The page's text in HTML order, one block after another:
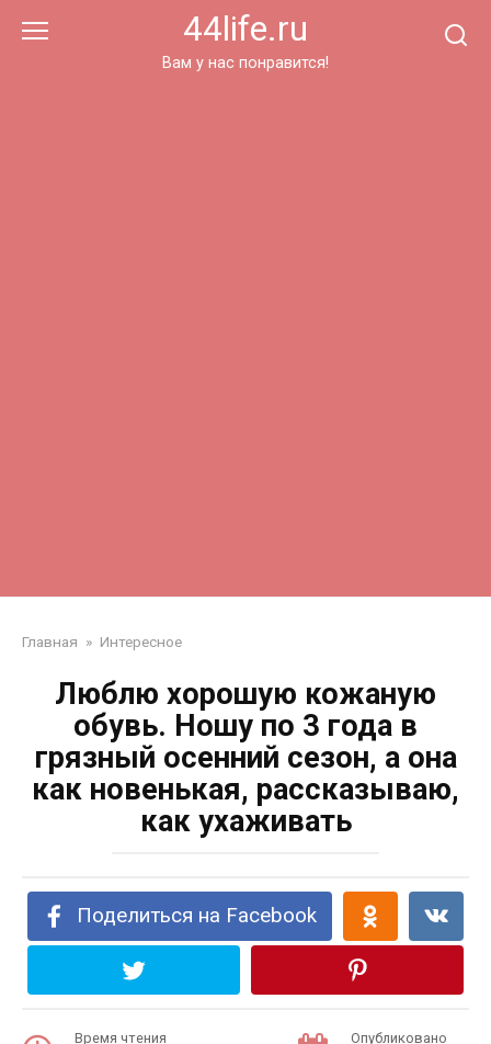
44life.ru
Вам у нас понравится!
Главная » Интересное
Люблю хорошую кожаную
обувь. Ношу по 3 года в
грязный осенний сезон, а она
как новенькая, рассказываю,
как ухаживать
Поделиться на Facebook
Время чтения Опубликовано